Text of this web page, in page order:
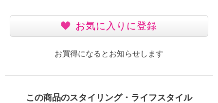
お気に入りに登録
お買得になるとお知らせします
この商品のスタイリング・ライフスタイル